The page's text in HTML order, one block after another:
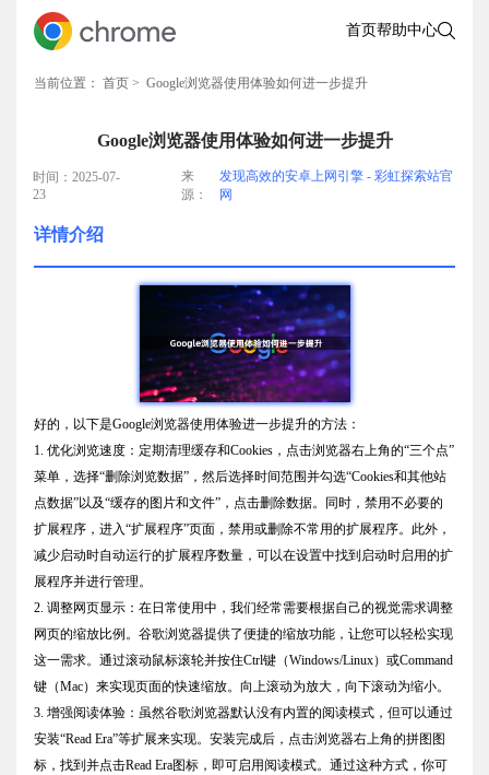
首页帮助中心
当前位置： 首页 > Google浏览器使用体验如何进一步提升
Google浏览器使用体验如何进一步提升
时间：2025-07-
23
来
源：
发现高效的安卓上网引擎 - 彩虹探索站官
网
详情介绍
好的，以下是Google浏览器使用体验进一步提升的方法：
1. 优化浏览速度：定期清理缓存和Cookies，点击浏览器右上角的“三个点”
菜单，选择“删除浏览数据”，然后选择时间范围并勾选“Cookies和其他站
点数据”以及“缓存的图片和文件”，点击删除数据。同时，禁用不必要的
扩展程序，进入“扩展程序”页面，禁用或删除不常用的扩展程序。此外，
减少启动时自动运行的扩展程序数量，可以在设置中找到启动时启用的扩
展程序并进行管理。
2. 调整网页显示：在日常使用中，我们经常需要根据自己的视觉需求调整
网页的缩放比例。谷歌浏览器提供了便捷的缩放功能，让您可以轻松实现
这一需求。通过滚动鼠标滚轮并按住Ctrl键（Windows/Linux）或Command
键（Mac）来实现页面的快速缩放。向上滚动为放大，向下滚动为缩小。
3. 增强阅读体验：虽然谷歌浏览器默认没有内置的阅读模式，但可以通过
安装“Read Era”等扩展来实现。安装完成后，点击浏览器右上角的拼图图
标，找到并点击Read Era图标，即可启用阅读模式。通过这种方式，你可